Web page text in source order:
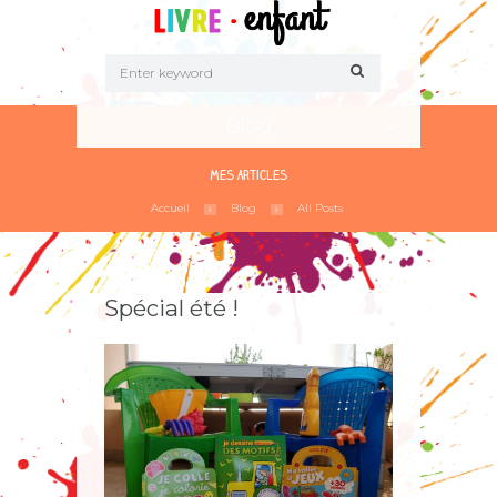
Mes articles
Accueil Blog All Posts
Spécial été !